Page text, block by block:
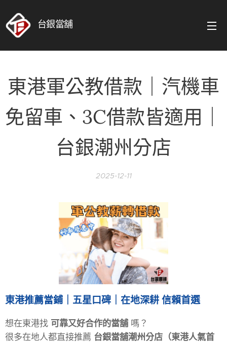
台銀當舖
東港軍公教借款｜汽機車
免留車、3C借款皆適用｜
台銀潮州分店
2025-12-11
東港推薦當鋪｜五星口碑｜在地深耕 信賴首選
想在東港找 可靠又好合作的當舖 嗎？
很多在地人都直接推薦 台銀當舖潮州分店（東港人氣首